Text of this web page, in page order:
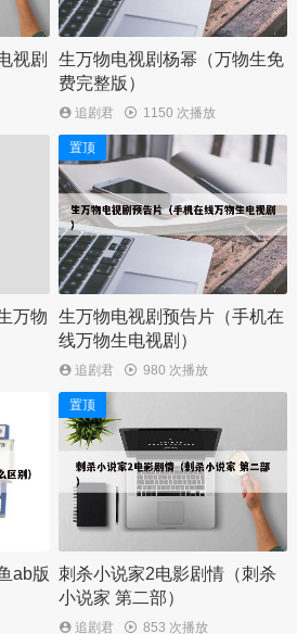
视剧
生万物电视剧杨幂（万物生免
费完整版）
追剧君 1150 次播放
万物
置顶
生万物电视剧预告片（手机在
线万物生电视剧）
追剧君 980 次播放
ab版
置顶
刺杀小说家2电影剧情（刺杀
小说家 第二部）
追剧君 853 次播放